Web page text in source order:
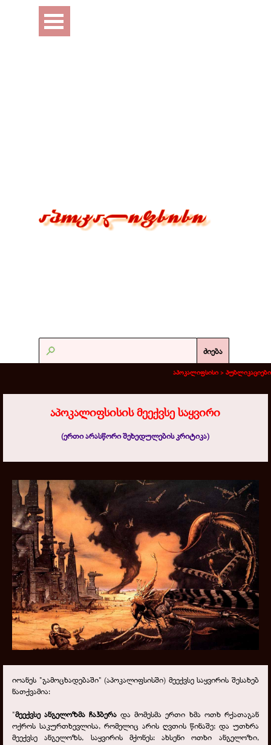
Перейти к контенту
Пропустить меню
ძიება
აპოკალიფსისი > პუბლიკაციები
აპოკალიფსისის მეექვსე საყვირი
(ერთი არასწორი შეხედულების კრიტიკა)
იოანეს "გამოცხადებაში" (აპოკალიფსისში) მეექვსე საყვირის შესახებ
ნათქვამია:
"მეექვსე ანგელოზმა ჩაჰბერა და მომესმა ერთი ხმა ოთხ რქათაგან
ოქროს საკურთხევლისა, რომელიც არის ღვთის წინაშე; და უთხრა
მეექვსე ანგელოზს, საყვირის მქონეს: ახსენი ოთხი ანგელოზი,